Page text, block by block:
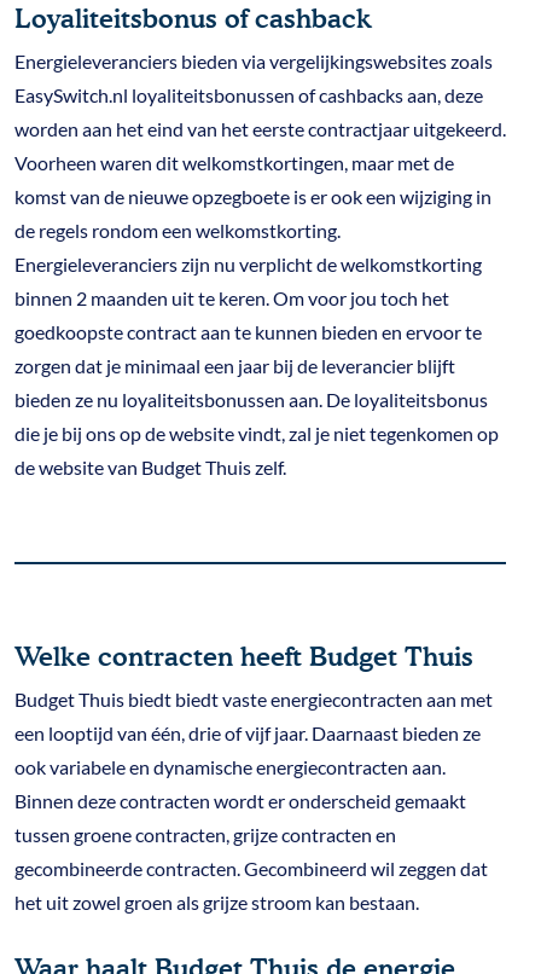
Loyaliteitsbonus of cashback
Energieleveranciers bieden via vergelijkingswebsites zoals
EasySwitch.nl loyaliteitsbonussen of cashbacks aan, deze
worden aan het eind van het eerste contractjaar uitgekeerd.
Voorheen waren dit welkomstkortingen, maar met de
komst van de nieuwe opzegboete is er ook een wijziging in
de regels rondom een welkomstkorting.
Energieleveranciers zijn nu verplicht de welkomstkorting
binnen 2 maanden uit te keren. Om voor jou toch het
goedkoopste contract aan te kunnen bieden en ervoor te
zorgen dat je minimaal een jaar bij de leverancier blijft
bieden ze nu loyaliteitsbonussen aan. De loyaliteitsbonus
die je bij ons op de website vindt, zal je niet tegenkomen op
de website van Budget Thuis zelf.
Welke contracten heeft Budget Thuis
Budget Thuis biedt biedt vaste energiecontracten aan met
een looptijd van één, drie of vijf jaar. Daarnaast bieden ze
ook variabele en dynamische energiecontracten aan.
Binnen deze contracten wordt er onderscheid gemaakt
tussen groene contracten, grijze contracten en
gecombineerde contracten. Gecombineerd wil zeggen dat
het uit zowel groen als grijze stroom kan bestaan.
Waar haalt Budget Thuis de energie